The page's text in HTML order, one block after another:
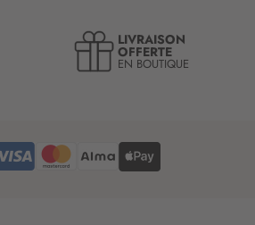
LIVRAISON
OFFERTE
EN BOUTIQUE